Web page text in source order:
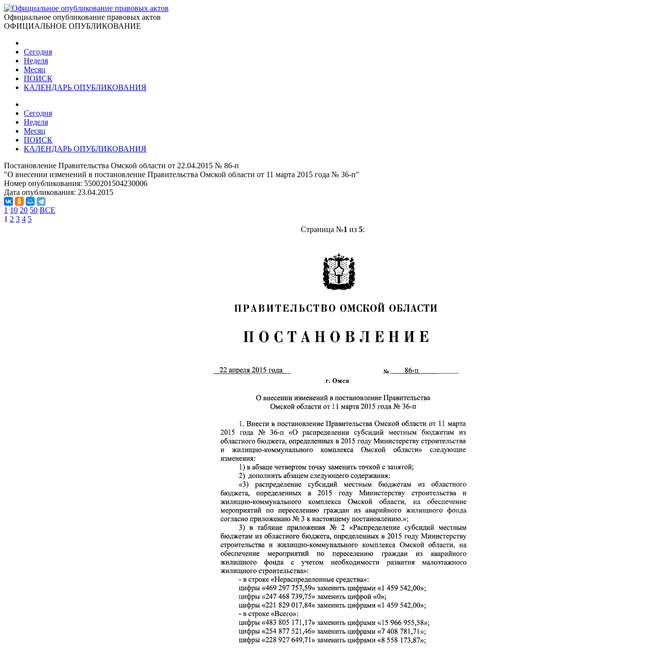
Официальное опубликование правовых актов
ОФИЦИАЛЬНОЕ ОПУБЛИКОВАНИЕ
Сегодня
Неделя
Месяц
ПОИСК
КАЛЕНДАРЬ ОПУБЛИКОВАНИЯ
Сегодня
Неделя
Месяц
ПОИСК
КАЛЕНДАРЬ ОПУБЛИКОВАНИЯ
Постановление Правительства Омской области от 22.04.2015 № 86-п
"О внесении изменений в постановление Правительства Омской области от 11 марта 2015 года № 36-п"
Номер опубликования: 5500201504230006
Дата опубликования: 23.04.2015
1 10 20 50 ВСЕ
1 2 3 4 5
Страница №1 из 5: